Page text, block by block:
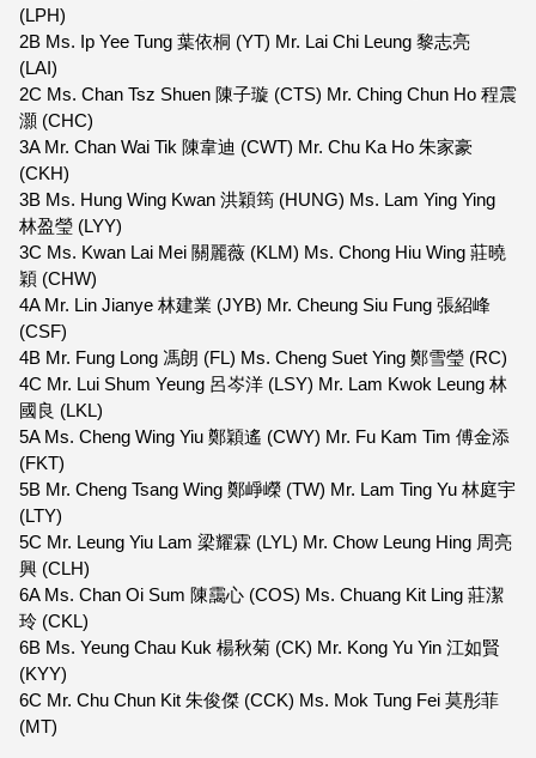
(LPH)
2B Ms. Ip Yee Tung 葉依桐 (YT) Mr. Lai Chi Leung 黎志亮
(LAI)
2C Ms. Chan Tsz Shuen 陳子璇 (CTS) Mr. Ching Chun Ho 程震
灝 (CHC)
3A Mr. Chan Wai Tik 陳韋迪 (CWT) Mr. Chu Ka Ho 朱家豪
(CKH)
3B Ms. Hung Wing Kwan 洪穎筠 (HUNG) Ms. Lam Ying Ying
林盈瑩 (LYY)
3C Ms. Kwan Lai Mei 關麗薇 (KLM) Ms. Chong Hiu Wing 莊曉
穎 (CHW)
4A Mr. Lin Jianye 林建業 (JYB) Mr. Cheung Siu Fung 張紹峰
(CSF)
4B Mr. Fung Long 馮朗 (FL) Ms. Cheng Suet Ying 鄭雪瑩 (RC)
4C Mr. Lui Shum Yeung 呂岑洋 (LSY) Mr. Lam Kwok Leung 林
國良 (LKL)
5A Ms. Cheng Wing Yiu 鄭穎遙 (CWY) Mr. Fu Kam Tim 傅金添
(FKT)
5B Mr. Cheng Tsang Wing 鄭崢嶸 (TW) Mr. Lam Ting Yu 林庭宇
(LTY)
5C Mr. Leung Yiu Lam 梁耀霖 (LYL) Mr. Chow Leung Hing 周亮
興 (CLH)
6A Ms. Chan Oi Sum 陳靄心 (COS) Ms. Chuang Kit Ling 莊潔
玲 (CKL)
6B Ms. Yeung Chau Kuk 楊秋菊 (CK) Mr. Kong Yu Yin 江如賢
(KYY)
6C Mr. Chu Chun Kit 朱俊傑 (CCK) Ms. Mok Tung Fei 莫彤菲
(MT)